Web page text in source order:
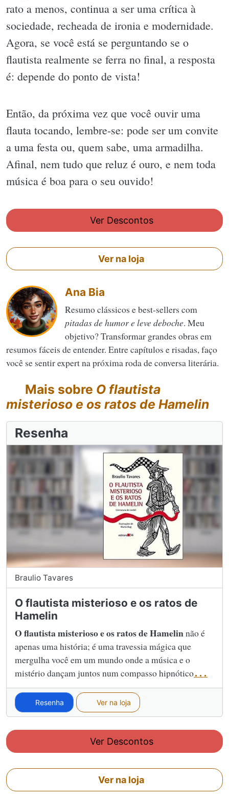
rato a menos, continua a ser uma crítica à
sociedade, recheada de ironia e modernidade.
Agora, se você está se perguntando se o
flautista realmente se ferra no final, a resposta
é: depende do ponto de vista!
Então, da próxima vez que você ouvir uma
flauta tocando, lembre-se: pode ser um convite
a uma festa ou, quem sabe, uma armadilha.
Afinal, nem tudo que reluz é ouro, e nem toda
música é boa para o seu ouvido!
Ver Descontos
Ver na loja
Ana Bia
Resumo clássicos e best-sellers com
pitadas de humor e leve deboche. Meu
objetivo? Transformar grandes obras em
resumos fáceis de entender. Entre capítulos e risadas, faço
você se sentir expert na próxima roda de conversa literária.
Mais sobre O flautista
misterioso e os ratos de Hamelin
Resenha
Braulio Tavares
O flautista misterioso e os ratos de
Hamelin
O flautista misterioso e os ratos de Hamelinnão é
apenas uma história; é uma travessia mágica que
mergulha você em um mundo onde a música e o
mistério dançam juntos num compasso hipnótico...
Resenha Ver na loja
Ver Descontos
Ver na loja